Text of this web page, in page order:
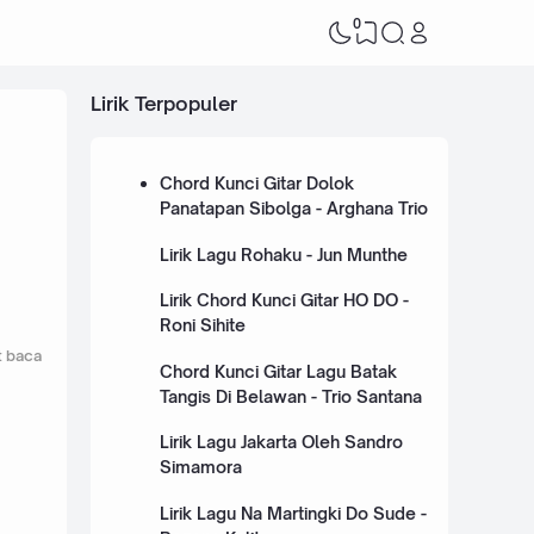
0
baca
Lirik Terpopuler
Chord Kunci Gitar Dolok
Panatapan Sibolga - Arghana Trio
Lirik Lagu Rohaku - Jun Munthe
Lirik Chord Kunci Gitar HO DO -
Roni Sihite
Chord Kunci Gitar Lagu Batak
Tangis Di Belawan - Trio Santana
Lirik Lagu Jakarta Oleh Sandro
Simamora
Lirik Lagu Na Martingki Do Sude -